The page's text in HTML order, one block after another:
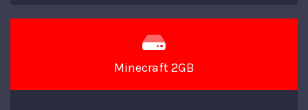
Minecraft 2GB